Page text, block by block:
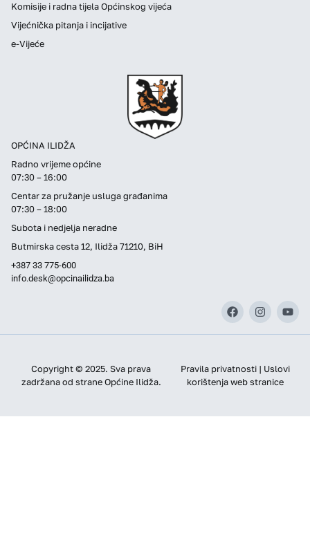
OPĆINA ILIDŽA
Radno vrijeme općine
07:30 – 16:00
Centar za pružanje usluga građanima
07:30 – 18:00
Subota i nedjelja neradne
Butmirska cesta 12, Ilidža 71210, BiH
+387 33 775-600
info.desk@opcinailidza.ba
Komisije i radna tijela Općinskog vijeća
Vijećnička pitanja i incijative
e-Vijeće
Copyright © 2025. Sva prava
zadržana od strane Općine Ilidža.
Pravila privatnosti | Uslovi
korištenja web stranice